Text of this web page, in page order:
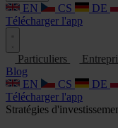
EN CS DE
Télécharger l'app
Particuliers
Blog
EN
CS DE
Télécharger l'app
Stratégies